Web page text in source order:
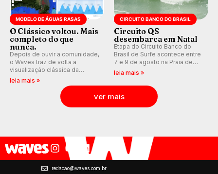
MODELO DE ÁGUAS RASAS
O Clássico voltou. Mais
completo do que
nunca.
Depois de ouvir a comunidade,
o Waves traz de volta a
visualização clássica da
previsão de águas rasas,
agora integrada à nova
plataforma e com previsão das
ondas para até 16 dias.
leia mais »
CIRCUITO BANCO DO BRASIL
Circuito QS
desembarca em Natal
Etapa do Circuito Banco do
Brasil de Surfe acontece entre
7 e 9 de agosto na Praia de
Miami (RN), em disputas
(QS) 4.000 e pela corrida por
vagas no Challenger Series.
leia mais »
ver mais
redacao@waves.com.br